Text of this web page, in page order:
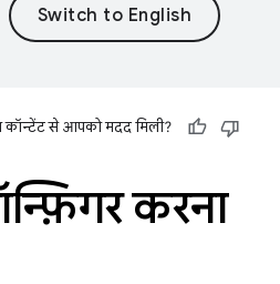
कॉन्टेंट से आपको मदद मिली?
करना